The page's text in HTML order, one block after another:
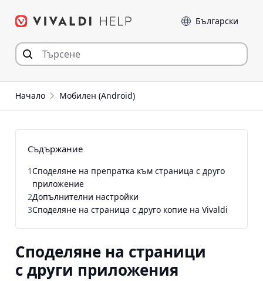
към съдържанието
Език
Начало Мобилен (Android)
Споделяне на страници
с други приложения
Съдържание
1Споделяне на препратка към страница с друго
приложение
2Допълнителни настройки
3Споделяне на страница с друго копие на Vivaldi